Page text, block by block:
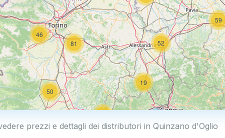
46
50
19
52
81
59
prezzi e dettagli dei distributori in Quinzano d'Oglio